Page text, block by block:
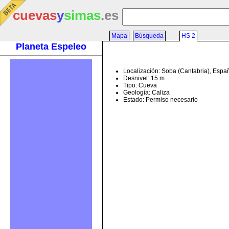
cuevasysimas.es
Planeta Espeleo
Mapa Búsqueda HS 2
Localización: Soba (Cantabria),
Desnivel: 15 m
Tipo: Cueva
Geología: Caliza
Estado: Permiso necesario